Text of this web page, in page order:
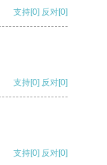
支持[0] 反对[0]
支持[0] 反对[0]
支持[0] 反对[0]